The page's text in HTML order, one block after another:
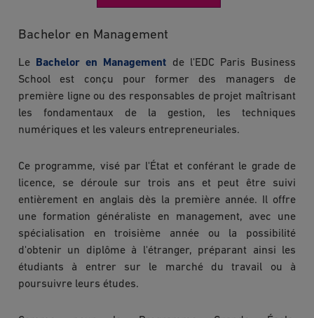
Bachelor en Management
Le Bachelor en Management de l'EDC Paris Business
School est conçu pour former des managers de
première ligne ou des responsables de projet maîtrisant
les fondamentaux de la gestion, les techniques
numériques et les valeurs entrepreneuriales.
Ce programme, visé par l'État et conférant le grade de
licence, se déroule sur trois ans et peut être suivi
entièrement en anglais dès la première année. Il offre
une formation généraliste en management, avec une
spécialisation en troisième année ou la possibilité
d'obtenir un diplôme à l'étranger, préparant ainsi les
étudiants à entrer sur le marché du travail ou à
poursuivre leurs études.